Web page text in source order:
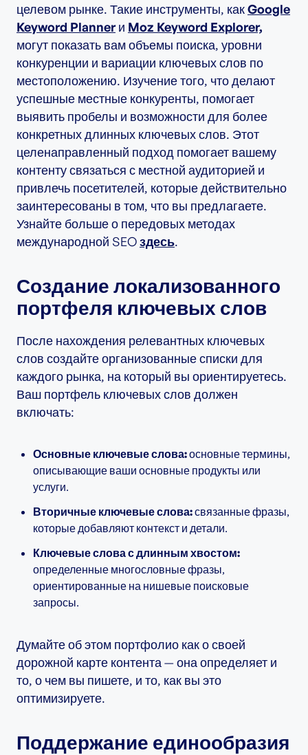
целевом рынке. Такие инструменты, какGoogle
Keyword Plannerи Moz Keyword Explorer,
могут показать вам объемы поиска, уровни
конкуренции и вариации ключевых слов по
местоположению. Изучение того, что делают
успешные местные конкуренты, помогает
выявить пробелы и возможности для более
конкретных длинных ключевых слов. Этот
целенаправленный подход помогает вашему
контенту связаться с местной аудиторией и
привлечь посетителей, которые действительно
заинтересованы в том, что вы предлагаете.
Узнайте больше о передовых методах
международной SEOздесь.
Создание локализованного
портфеля ключевых слов
После нахождения релевантных ключевых
слов создайте организованные списки для
каждого рынка, на который вы ориентируетесь.
Ваш портфель ключевых слов должен
включать:
Основные ключевые слова:основные термины,
описывающие ваши основные продукты или
услуги.
Вторичные ключевые слова:связанные фразы,
которые добавляют контекст и детали.
Ключевые слова с длинным хвостом:
определенные многословные фразы,
ориентированные на нишевые поисковые
запросы.
Думайте об этом портфолио как о своей
дорожной карте контента — она определяет и
то, о чем вы пишете, и то, как вы это
оптимизируете.
Поддержание единообразия